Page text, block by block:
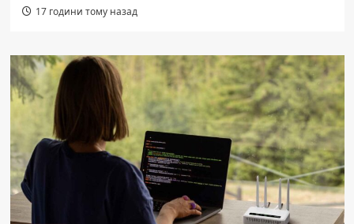
17 години тому назад